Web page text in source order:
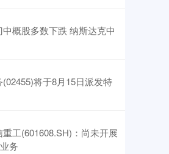
概股多数下跌 纳斯达克中
将于8月15日派发特
工(601608.SH)：尚未开展
务